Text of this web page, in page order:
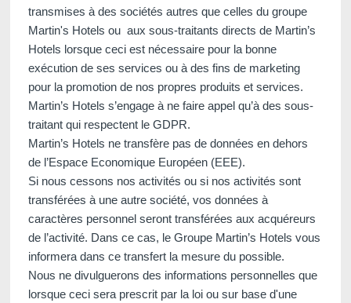
transmises à des sociétés autres que celles du groupe
Martin's Hotels ou aux sous-traitants directs de Martin’s
Hotels lorsque ceci est nécessaire pour la bonne
exécution de ses services ou à des fins de marketing
pour la promotion de nos propres produits et services.
Martin’s Hotels s’engage à ne faire appel qu’à des sous-
traitant qui respectent le GDPR.
Martin’s Hotels ne transfère pas de données en dehors
de l’Espace Economique Européen (EEE).
Si nous cessons nos activités ou si nos activités sont
transférées à une autre société, vos données à
caractères personnel seront transférées aux acquéreurs
de l’activité. Dans ce cas, le Groupe Martin’s Hotels vous
informera dans ce transfert la mesure du possible.
Nous ne divulguerons des informations personnelles que
lorsque ceci sera prescrit par la loi ou sur base d'une